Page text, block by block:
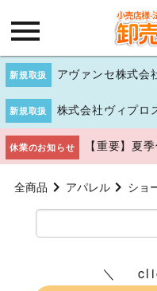
新規取扱 アヴァンセ株式会
新規取扱 株式会社ヴィプロ
休業のお知らせ 【重要】夏
全商品 アパレル ショ